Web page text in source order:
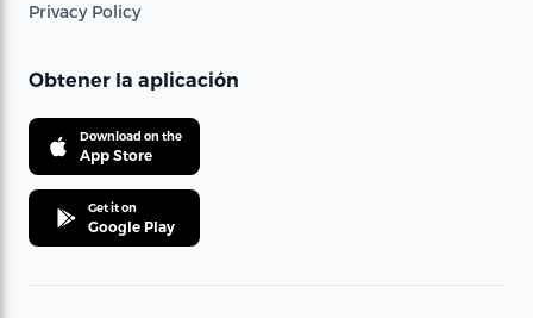
Privacy Policy
Obtener la aplicación
Download on the
App Store
Get it on
Google Play